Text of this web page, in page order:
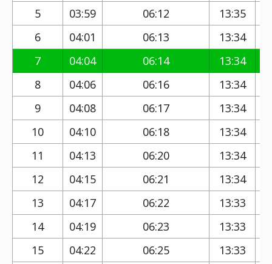
5
03:59 06:12 13:35
6
04:01 06:13 13:34
7
04:04 06:14 13:34
8
04:06 06:16 13:34
9
04:08 06:17 13:34
10
04:10 06:18 13:34
11
04:13 06:20 13:34
12
04:15 06:21 13:34
13
04:17 06:22 13:33
14
04:19 06:23 13:33
15
04:22 06:25 13:33